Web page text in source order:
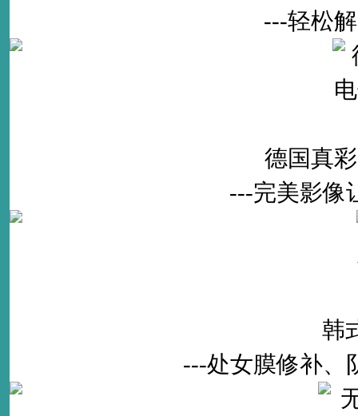
---轻松
德国真
---完美影像
韩
---处女膜修补、